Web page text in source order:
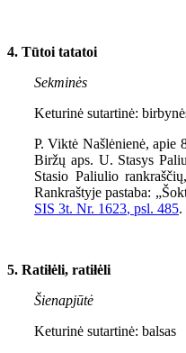
4. Tūtoi tatatoi
Sekminės
Keturinė sutartinė:
P. Viktė Našlėnienė, apie
Biržų aps. U. Stasys
Stasio Paliulio
Rankraštyje pastaba:
SIS 3t. Nr. 1623, psl. 485.
5. Ratiłėli, ratiłėli
Šienapjūtė
Keturinė sutartinė: balsas